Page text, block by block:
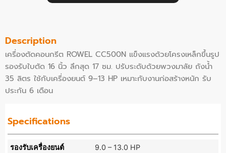
Description
เครื่องตัดคอนกรีต ROWEL CC500N แข็งแรงด้วยโครงเหล็กขึ้นรูป
รองรับใบตัด 16 นิ้ว ลึกสุด 17 ซม. ปรับระดับด้วยพวงมาลัย ถังน้ำ
35 ลิตร ใช้กับเครื่องยนต์ 9–13 HP เหมาะกับงานก่อสร้างหนัก รับ
ประกัน 6 เดือน
Specifications
รองรับเครื่องยนต์
9.0 – 13.0 HP